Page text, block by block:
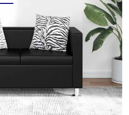
изработен от качествена
оптимален комфорт
избор за внасяне на
дом. Този 2-местен диван
предлага дизайн с
го прави удачен за
дали е класическа или
с широка зона за сядане и
за максимален
тапициран с